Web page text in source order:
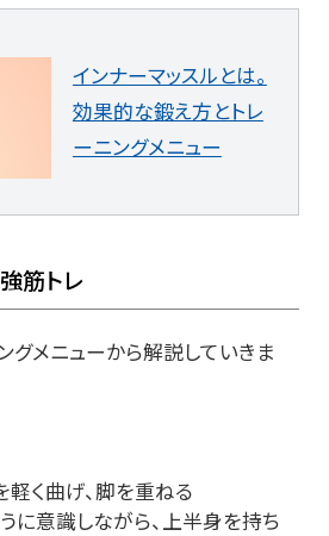
インナーマッスルとは。
効果的な鍛え方とトレ
ーニングメニュー
筋トレ
グメニューから解説していきま
く曲げ、脚を重ねる
に意識しながら、上半身を持ち